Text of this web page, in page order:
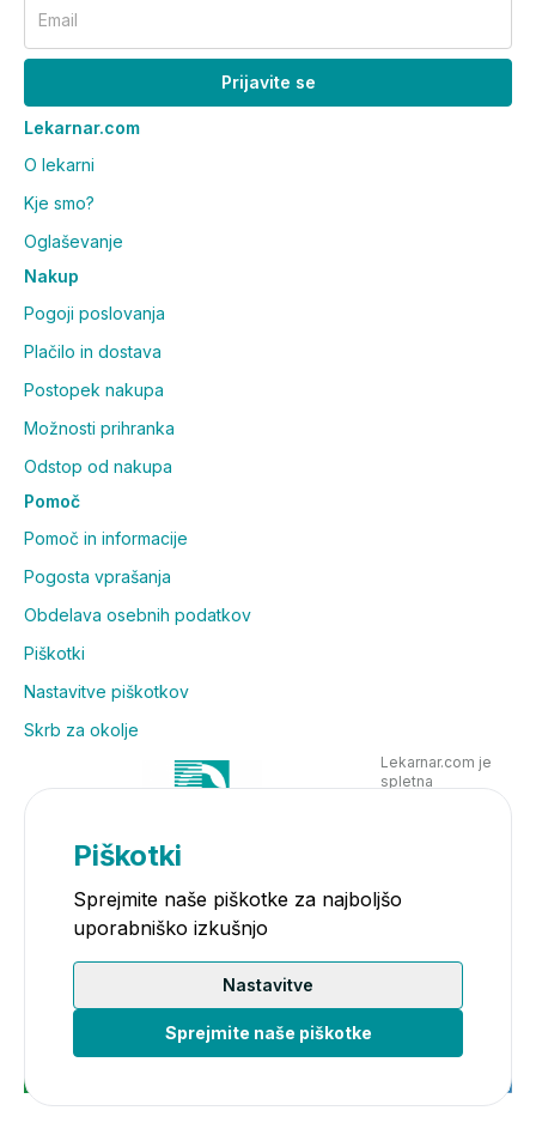
Email
Prijavite se
Lekarnar.com
O lekarni
Kje smo?
Oglaševanje
Nakup
Pogoji poslovanja
Plačilo in dostava
Postopek nakupa
Možnosti prihranka
Odstop od nakupa
Pomoč
Pomoč in informacije
Pogosta vprašanja
Obdelava osebnih podatkov
Piškotki
Nastavitve piškotkov
Skrb za okolje
Lekarnar.com je
spletna
Piškotki
Sprejmite naše piškotke za najboljšo
uporabniško izkušnjo
Nastavitve
Sprejmite naše piškotke